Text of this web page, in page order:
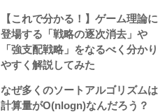
【これで分かる！】ゲーム理論に
登場する「戦略の逐次消去」や
「強支配戦略」をなるべく分かり
やすく解説してみた
なぜ多くのソートアルゴリズムは
計算量がO(nlogn)なんだろう？